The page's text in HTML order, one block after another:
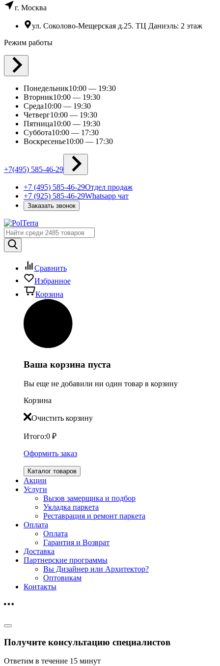
г. Москва
ул. Соколово-Мещерская д.25. ТЦ Даниэль: 2 этаж
Режим работы
Понедельник10:00 — 19:30
Вторник10:00 — 19:30
Среда10:00 — 19:30
Четверг10:00 — 19:30
Пятница10:00 — 19:30
Суббота10:00 — 17:30
Воскресенье10:00 — 17:30
+7(495) 585-46-29
+7 (495) 585-46-29Отдел продаж
+7 (925) 585-46-29Whatsapp чат
Заказать звонок
Сравнить
Избранное
Корзина
Ваша корзина пуста
Вы еще не добавили ни один товар в корзину
Корзина
Очистить корзину
Итого:0 ₽
Оформить заказ
Каталог товаров
Акции
Услуги
Вызов замерщика и подбор
Укладка паркета
Реставрация и ремонт паркета
Оплата
Оплата
Гарантия и Возврат
Доставка
Партнерские программы
Вы Дизайнер или Архитектор?
Оптовикам
Контакты
Получите консультацию специалистов
Ответим в течение 15 минут